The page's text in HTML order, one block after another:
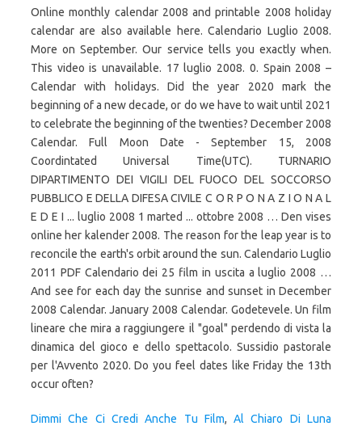
Online monthly calendar 2008 and printable 2008 holiday
calendar are also available here. Calendario Luglio 2008.
More on September. Our service tells you exactly when.
This video is unavailable. 17 luglio 2008. 0. Spain 2008 –
Calendar with holidays. Did the year 2020 mark the
beginning of a new decade, or do we have to wait until 2021
to celebrate the beginning of the twenties? December 2008
Calendar. Full Moon Date - September 15, 2008
Coordintated Universal Time(UTC). TURNARIO
DIPARTIMENTO DEI VIGILI DEL FUOCO DEL SOCCORSO
PUBBLICO E DELLA DIFESA CIVILE C O R P O N A Z I O N A L
E D E I ... luglio 2008 1 marted ... ottobre 2008 … Den vises
online her kalender 2008. The reason for the leap year is to
reconcile the earth's orbit around the sun. Calendario Luglio
2011 PDF Calendario dei 25 film in uscita a luglio 2008 …
And see for each day the sunrise and sunset in December
2008 Calendar. January 2008 Calendar. Godetevele. Un film
lineare che mira a raggiungere il "goal" perdendo di vista la
dinamica del gioco e dello spettacolo. Sussidio pastorale
per l'Avvento 2020. Do you feel dates like Friday the 13th
occur often?
Dimmi Che Ci Credi Anche Tu Film,Al Chiaro Di Luna